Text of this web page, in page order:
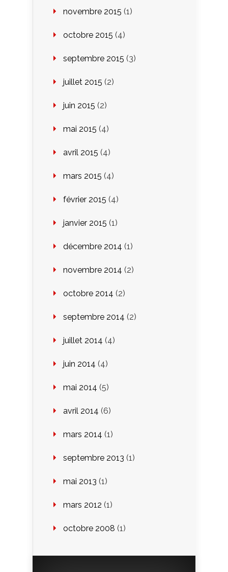
novembre 2015 (1)
octobre 2015 (4)
septembre 2015 (3)
juillet 2015 (2)
juin 2015 (2)
mai 2015 (4)
avril 2015 (4)
mars 2015 (4)
février 2015 (4)
janvier 2015 (1)
décembre 2014 (1)
novembre 2014 (2)
octobre 2014 (2)
septembre 2014 (2)
juillet 2014 (4)
juin 2014 (4)
mai 2014 (5)
avril 2014 (6)
mars 2014 (1)
septembre 2013 (1)
mai 2013 (1)
mars 2012 (1)
octobre 2008 (1)